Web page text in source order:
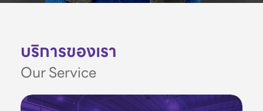
บริการของเรา
Our Service